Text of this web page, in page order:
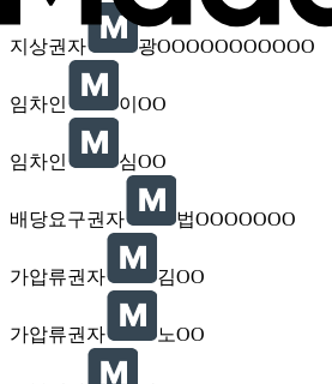
지상권자 광OOOOOOOOOOO
임차인 이OO
임차인 심OO
배당요구권자 법OOOOOOO
가압류권자 김OO
가압류권자 노OO